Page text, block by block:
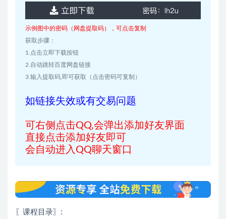
示例图中的密码（网盘提取码），可点击复制
获取步骤：
1.点击立即下载按钮
2.自动跳转百度网盘链接
3.输入提取码,即可获取（点击密码可复制）
如链接失效或有交易问题
可右侧点击QQ,会弹出添加好友界面
直接点击添加好友即可
会自动进入QQ聊天窗口
〖课程目录〗 :